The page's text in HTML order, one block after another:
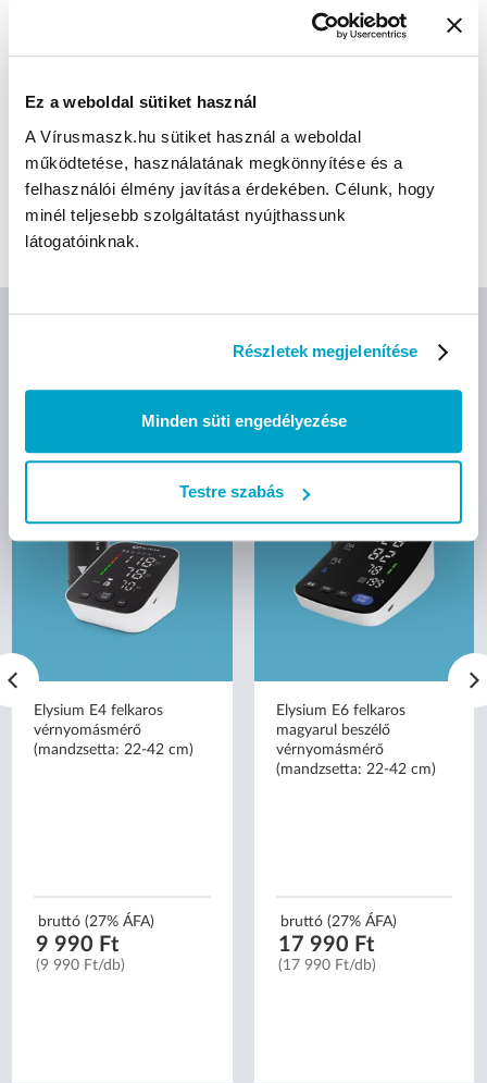
Ez a weboldal sütiket használ
A Vírusmaszk.hu sütiket használ a weboldal
működtetése, használatának megkönnyítése és a
felhasználói élmény javítása érdekében. Célunk, hogy
minél teljesebb szolgáltatást nyújthassunk
látogatóinknak.
Részletek megjelenítése
Minden süti engedélyezése
Testre szabás
használat gyakoriságát és megfelelőségét. Hangos, nagy
munkákhoz használhatóak.
CÍMKÉK
3M Zajvédő fültok
AJÁNLOTT TERMÉKEK
Elysium E4 felkaros
vérnyomásmérő
(mandzsetta: 22-42 cm)
bruttó (27% ÁFA)
9 990 Ft
(9 990 Ft/db)
Elysium E6 felkaros
magyarul beszélő
vérnyomásmérő
(mandzsetta: 22-42 cm)
bruttó (27% ÁFA)
17 990 Ft
(17 990 Ft/db)